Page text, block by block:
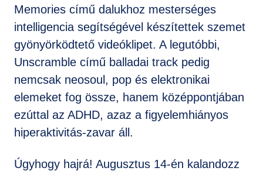
Memories című dalukhoz mesterséges
intelligencia segítségével készítettek szemet
gyönyörködtető videóklipet. A legutóbbi,
Unscramble című balladai track pedig
nemcsak neosoul, pop és elektronikai
elemeket fog össze, hanem középpontjában
ezúttal az ADHD, azaz a figyelemhiányos
hiperaktivitás-zavar áll.
Úgyhogy hajrá! Augusztus 14-én kalandozz